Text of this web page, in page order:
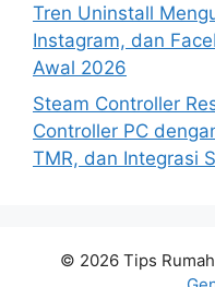
Tren Uninstall
Instagram, dan
Awal 2026
Steam Controller
Controller PC
TMR, dan Integrasi
© 2026 Tips